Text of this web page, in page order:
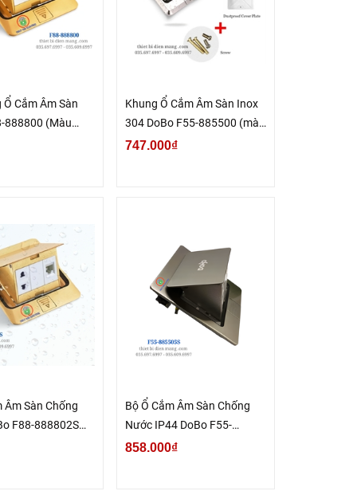
Ổ Cắm Âm Sàn
888800 (Màu
Kháng Nước)
Khung Ổ Cắm Âm Sàn Inox
304 DoBo F55-885500 (màu
bạc)
747.000₫
Âm Sàn Chống
F88-888802S
Bộ Ổ Cắm Âm Sàn Chống
Nước IP44 DoBo F55-
885505S
858.000₫